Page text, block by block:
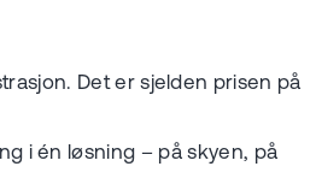
Det er sjelden prisen på
i én løsning – på skyen, på